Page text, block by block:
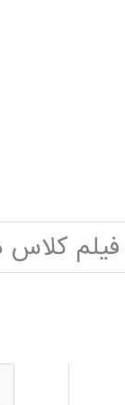
فیلم کلاس